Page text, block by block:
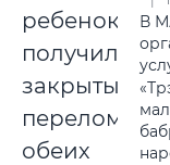
ребенок
получил
закрытый
перелом
обеих
В